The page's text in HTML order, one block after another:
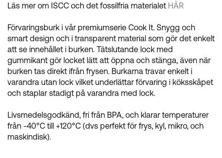
Läs mer om ISCC och det fossilfria materialet HÄR
Förvaringsburk i vår premiumserie Cook It. Snygg och
smart design och i transparent material som gör det enkelt
att se innehållet i burken. Tätslutande lock med
gummikant gör locket lätt att öppna och stänga, även när
burken tas direkt ifrån frysen. Burkarna travar enkelt i
varandra utan lock vilket underlättar förvaring i köksskåpet
och staplar stadigt på varandra med lock.
Livsmedelsgodkänd, fri från BPA, och klarar temperaturer
från -40°C till +120°C (dvs perfekt för frys, kyl, mikro, och
maskindisk).